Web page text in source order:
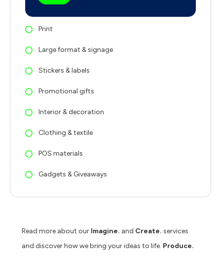
Print
Large format & signage
Stickers & labels
Promotional gifts
Interior & decoration
Clothing & textile
POS materials
Gadgets & Giveaways
Read more about our Imagine. and Create. services
and discover how we bring your ideas to life. Produce.